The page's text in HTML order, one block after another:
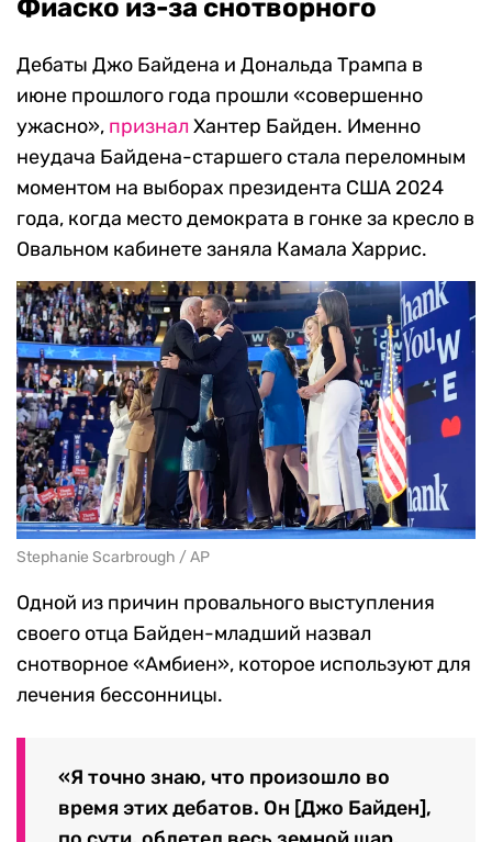
Фиаско из-за снотворного
Дебаты Джо Байдена и Дональда Трампа в
июне прошлого года прошли «совершенно
ужасно», признал Хантер Байден. Именно
неудача Байдена-старшего стала переломным
моментом на выборах президента США 2024
года, когда место демократа в гонке за кресло в
Овальном кабинете заняла Камала Харрис.
Stephanie Scarbrough / AP
Одной из причин провального выступления
своего отца Байден-младший назвал
снотворное «Амбиен», которое используют для
лечения бессонницы.
«Я точно знаю, что произошло во
время этих дебатов. Он [Джо Байден],